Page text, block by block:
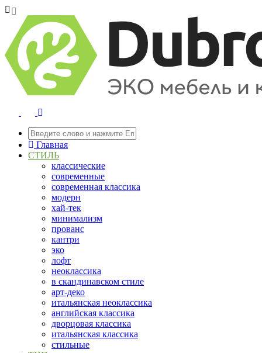
Главная
СТИЛЬ
классические
современные
современная классика
модерн
хай-тек
минимализм
прованс
кантри
эко
лофт
неоклассика
в скандинавском стиле
арт-деко
итальянская неоклассика
английская классика
дворцовая классика
итальянская классика
стильные